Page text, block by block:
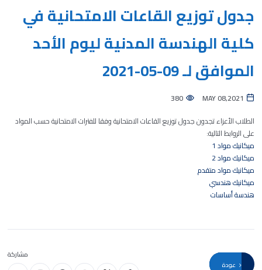
جدول توزيع القاعات الامتحانية في
كلية الهندسة المدنية ليوم الأحد
الموافق لـ 09-05-2021
MAY 08,2021
380
الطلاب الأعزاء تجدون جدول توزيع القاعات الامتحانية وفقا للفترات الامتحانية حسب المواد
على الروابط التالية:
ميكانيك مواد 1
ميكانيك مواد 2
ميكانيك مواد متقدم
ميكانيك هندسي
هندسة أساسات
مشاركة